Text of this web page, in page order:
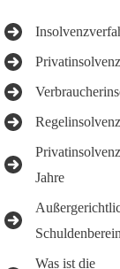
Privatinsolvenz
Regelinsolvenz
Jahre
Was ist die